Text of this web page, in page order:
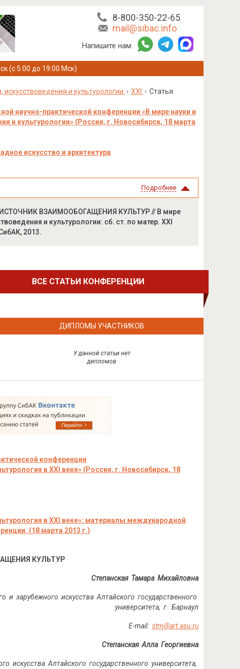
8-800-350-22-65
mail@sibac.info
Напишите нам:
(с 5:00 до 19:00 Мск)
и культурологии XXI Статья
научно-практической конференции «В мире науки и
и культурологии» (Россия, г. Новосибирск, 18 марта
искусство и архитектура
Подробнее
ИСТОЧНИК ВЗАИМООБОГАЩЕНИЯ КУЛЬТУР // В мире
и культурологии: сб. ст. по матер. XXI
2013.
ВСЕ СТАТЬИ КОНФЕРЕНЦИИ
ДИПЛОМЫ УЧАСТНИКОВ
У данной статьи нет
дипломов
конференции
в ХХI веке»(Россия, г. Новосибирск, 18
в ХХI веке»: материалы международной
(18 марта 2013 г.)
КУЛЬТУР
Степанская Тамара Михайловна
и зарубежного искусства Алтайского государственного
университета, г. Барнаул
E-mail: stm@art.asu. ru
Степанская Алла Георгиевна
искусства Алтайского государственного университета,